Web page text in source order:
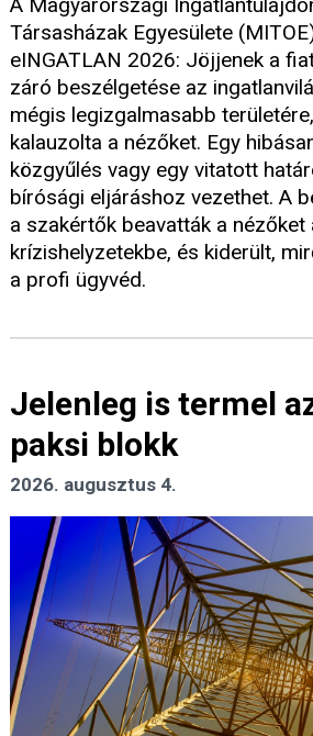
A Magyarországi
Társasházak Egyesülete
eINGATLAN 2026: Jöjjenek a
záró beszélgetése az
mégis legizgalmasabb
kalauzolta a nézőket. Egy
közgyűlés vagy egy vitatott
bírósági eljáráshoz vezethet. A
a szakértők beavatták a nézőket
krízishelyzetekbe, és kiderült,
a profi ügyvéd.
Jelenleg is termel
paksi blokk
2026. augusztus 4.